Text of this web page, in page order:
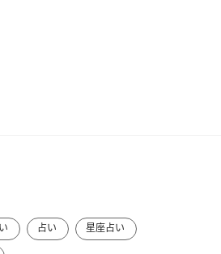
占い
星座占い